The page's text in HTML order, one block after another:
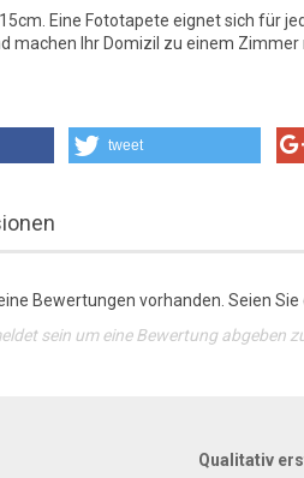
Eine Fototapete eignet sich für
machen Ihr Domizil zu einem Zimmer
tweet
Bewertungen vorhanden. Seien
sein um eine Bewertung abgeben
Qualitativ